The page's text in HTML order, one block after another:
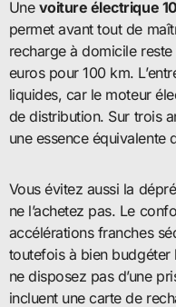
Une voiture électrique
permet avant tout de
recharge à domicile
euros pour 100 km.
liquides, car le moteur
de distribution. Sur trois
une essence équivalente
Vous évitez aussi la
ne l’achetez pas. Le
accélérations franches
toutefois à bien budgéter
ne disposez pas d’une
incluent une carte de